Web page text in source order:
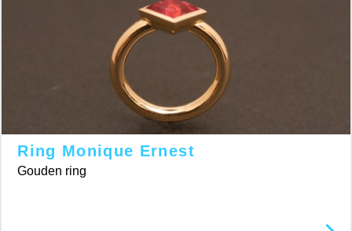
Ring Monique Ernest
Gouden ring